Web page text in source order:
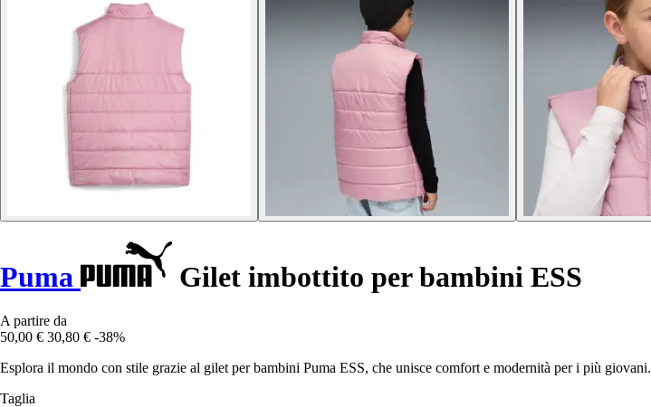
Puma Gilet imbottito per bambini ESS
A partire da
50,00 € 30,80 € -38%
Esplora il mondo con stile grazie al gilet per bambini Puma ESS, che unisce comfort e modernità per i più giovani.
Taglia